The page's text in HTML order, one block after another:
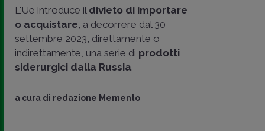
L'Ue introduce il divieto di importare
o acquistare, a decorrere dal 30
settembre 2023, direttamente o
indirettamente, una serie di prodotti
siderurgici dalla Russia.
a cura di redazione Memento